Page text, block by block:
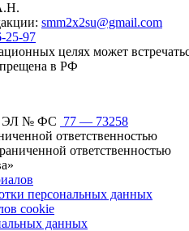
smm2x2su@gmail.com
25-97
целях может
в РФ
ЭЛ № ФС 77 — 73258
ответственностью
ответственностью
персональных данных
cookie
данных